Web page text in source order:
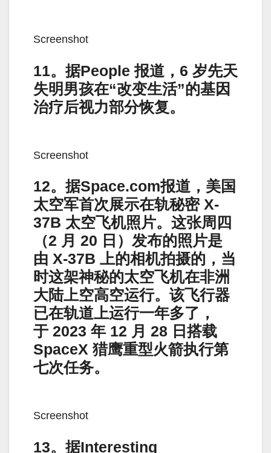
Screenshot
11。据People 报道，6 岁先天
失明男孩在“改变生活”的基因
治疗后视力部分恢复。
Screenshot
12。据Space.com报道，美国
太空军首次展示在轨秘密 X-
37B 太空飞机照片。这张周四
（2 月 20 日）发布的照片​​是
由 X-37B 上的相机拍摄的，当
时这架神秘的太空飞机在非洲
大陆上空高空运行。该飞行器
已在轨道上运行一年多了，
于 2023 年 12 月 28 日搭载
SpaceX 猎鹰重型火箭执行第
七次任务。
Screenshot
13。据Interesting